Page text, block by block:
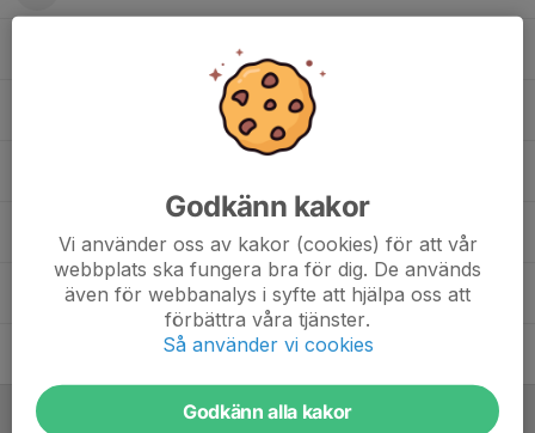
Omar Daauub Yuusuf
Senay Teclu Baslosi
Suheib Omar
Zain Abdisalam Hassan
Ledare
Godkänn kakor
Vi använder oss av kakor (cookies) för att vår
webbplats ska fungera bra för dig. De används
även för webbanalys i syfte att hjälpa oss att
förbättra våra tjänster.
Så använder vi cookies
Godkänn alla kakor